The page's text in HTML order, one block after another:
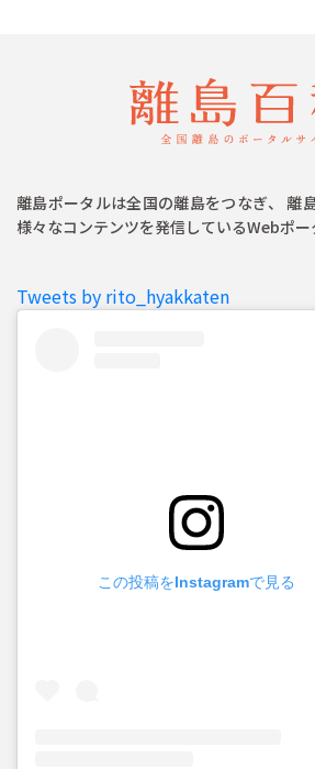
離島ポータルは全国の離島をつなぎ、 離
様々なコンテンツを発信しているWebポ
Tweets by rito_hyakkaten
この投稿をInstagramで見る